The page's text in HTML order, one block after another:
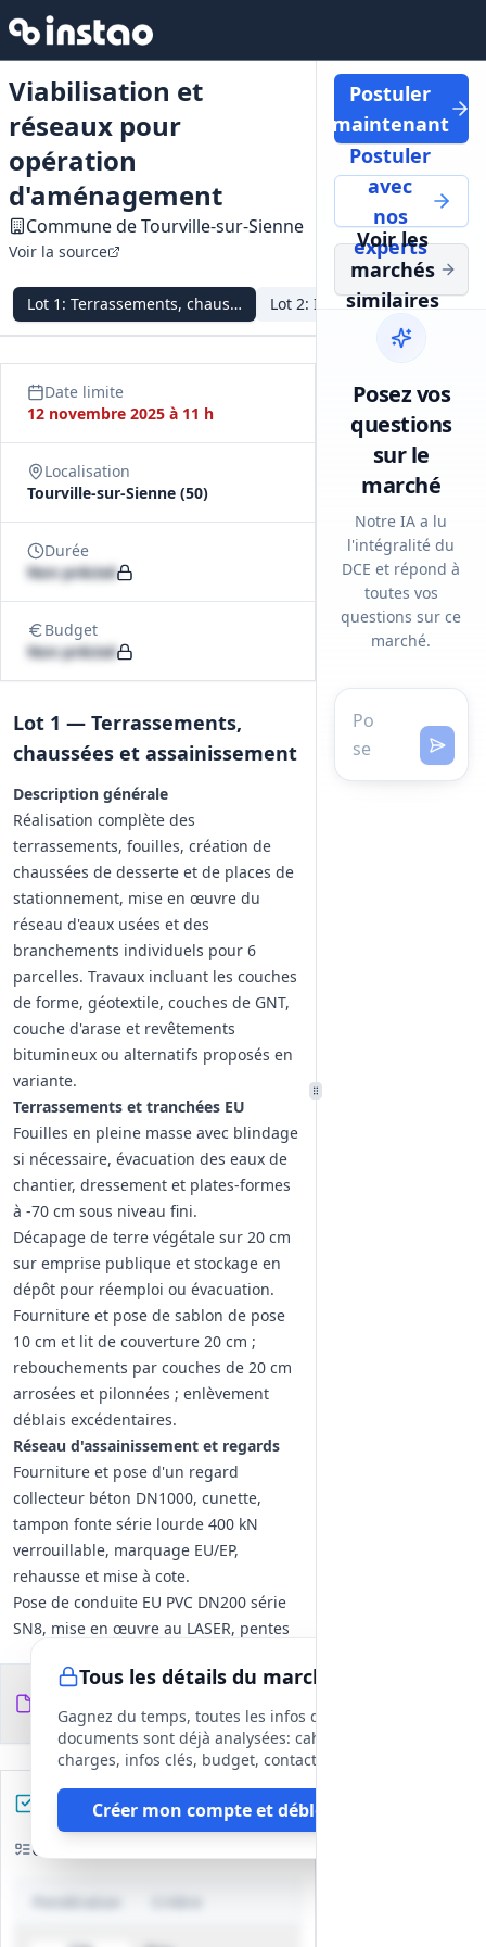
Viabilisation et
réseaux pour
opération
d'aménagement
Commune de Tourville-sur-Sienne
Voir la source
Lot 1 : Terrassements, chaussées et assainissement
Lot 2: Infrastructures
Date limite
12 novembre 2025 à 11 h
Localisation
Tourville-sur-Sienne (50)
Durée
Non précisé
Budget
Non précisé
Lot 1 — Terrassements,
chaussées et assainissement
Description générale
Réalisation complète des
terrassements, fouilles, création de
chaussées de desserte et de places de
stationnement, mise en œuvre du
réseau d'eaux usées et des
branchements individuels pour 6
parcelles. Travaux incluant les couches
de forme, géotextile, couches de GNT,
couche d'arase et revêtements
bitumineux ou alternatifs proposés en
variante.
Terrassements et tranchées EU
Fouilles en pleine masse avec blindage
si nécessaire, évacuation des eaux de
chantier, dressement et plates‑formes
à -70 cm sous niveau fini.
Décapage de terre végétale sur 20 cm
sur emprise publique et stockage en
dépôt pour réemploi ou évacuation.
Fourniture et pose de sablon de pose
10 cm et lit de couverture 20 cm ;
rebouchements par couches de 20 cm
arrosées et pilonnées ; enlèvement
déblais excédentaires.
Réseau d'assainissement et regards
Fourniture et pose d'un regard
collecteur béton DN1000, cunette,
tampon fonte série lourde 400 kN
verrouillable, marquage EU/EP,
rehausse et mise à cote.
Pose de conduite EU PVC DN200 série
SN8, mise en œuvre au LASER, pentes
joints/manches double bague,
jonctions obliques avec cunettes et
raccordements par culottes orientées.
Branchements individuels par culotte
sur collectrice ; boîtes PVC 250/160 en
limite de propriété (6 branchements
prévus).
Nettoyage final à l'hydrocureuse ;
d'essais de compactage.
Chaussées, revêtements et ouvrages
Tous les détails du marché
Gagnez du temps, toutes les infos des
documents sont déjà analysées: cahier des
charges, infos clés, budget, contact, etc
Créer mon compte et débloquer
Documents du
DCE
fichiers
Préparez votre réponse
Critères d'évaluation
Postuler
maintenant
Postuler
avec
nos
experts
Voir les
marchés
similaires
Posez vos
questions
sur le
marché
Notre IA a lu
l'intégralité du
DCE et répond à
toutes vos
questions sur ce
marché.